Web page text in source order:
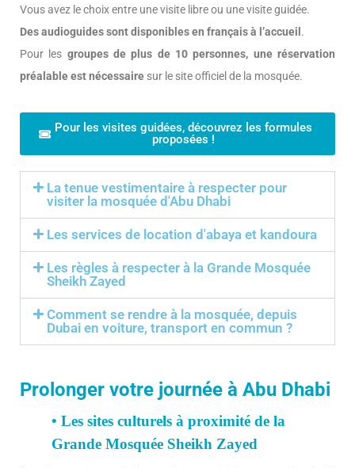
Vous avez le choix entre une visite libre ou une visite guidée.
Des audioguides sont disponibles en français à l’accueil .
Pour les groupes de plus de 10 personnes, une réservation
préalable est nécessaire sur le site officiel de la mosquée.
Pour les visites guidées, découvrez les formules
proposées !
La tenue vestimentaire à respecter pour
visiter la mosquée d'Abu Dhabi
Les services de location d'abaya et kandoura
Les règles à respecter à la Grande Mosquée
Sheikh Zayed
Comment se rendre à la mosquée, depuis
Dubai en voiture, transport en commun ?
Prolonger votre journée à Abu Dhabi
• Les sites culturels à proximité de la
Grande Mosquée Sheikh Zayed